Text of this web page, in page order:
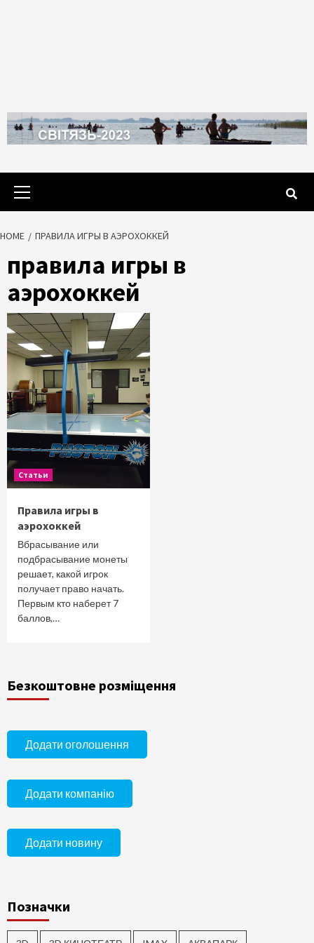
Primary
HOME ПРАВИЛА ИГРЫ В АЭРОХОККЕЙ
правила игры в
аэрохоккей
Статьи
Правила игры в
аэрохоккей
Вбрасывание или
подбрасывание монеты
решает, какой игрок
получает право начать.
Первым кто наберет 7
баллов,…
Безкоштовне розміщення
Додати оголошення
Додати компанію
Додати новину
Позначки